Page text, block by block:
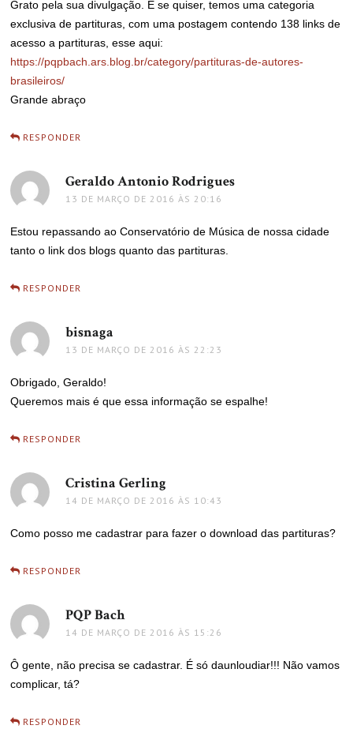
Grato pela sua divulgação. E se quiser, temos uma categoria
exclusiva de partituras, com uma postagem contendo 138 links de
acesso a partituras, esse aqui:
https://pqpbach.ars.blog.br/category/partituras-de-autores-
brasileiros/
Grande abraço
RESPONDER
Geraldo Antonio Rodrigues
13 DE MARÇO DE 2016 ÀS 20:16
Estou repassando ao Conservatório de Música de nossa cidade
tanto o link dos blogs quanto das partituras.
RESPONDER
bisnaga
13 DE MARÇO DE 2016 ÀS 22:23
Obrigado, Geraldo!
Queremos mais é que essa informação se espalhe!
RESPONDER
Cristina Gerling
14 DE MARÇO DE 2016 ÀS 10:43
Como posso me cadastrar para fazer o download das partituras?
RESPONDER
PQP Bachdisse:
14 DE MARÇO DE 2016 ÀS 15:26
Ô gente, não precisa se cadastrar. É só daunloudiar!!! Não vamos
complicar, tá?
RESPONDER